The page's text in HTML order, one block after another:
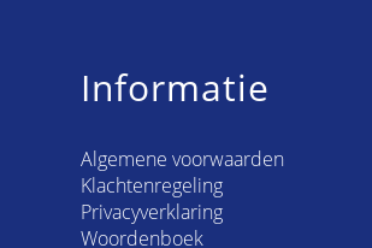
Informatie
Algemene voorwaarden
Klachtenregeling
Privacyverklaring
Woordenboek